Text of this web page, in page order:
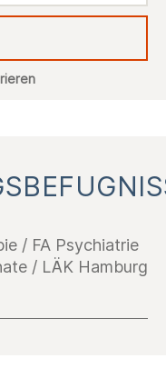
/ FA Psychiatrie
/ LÄK Hamburg